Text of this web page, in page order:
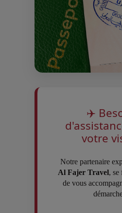
✈️
votre
Notre partenaire
Al Fajer Travel, se
de vous